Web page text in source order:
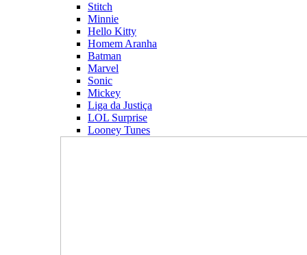
Stitch
Minnie
Hello Kitty
Homem Aranha
Batman
Marvel
Sonic
Mickey
Liga da Justiça
LOL Surprise
Looney Tunes